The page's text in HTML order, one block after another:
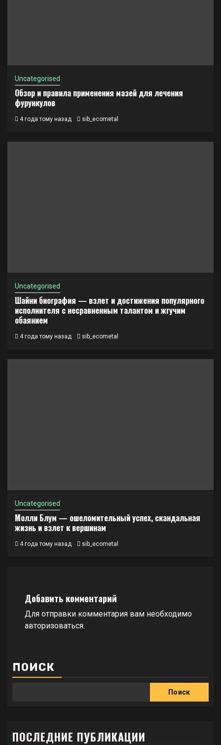
Uncategorised
Обзор и правила применения мазей для лечения
фурункулов
4 года тому назад sib_ecometal
Uncategorised
Шайни биография — взлет и достижения популярного
исполнителя с несравненным талантом и жгучим
обаянием
4 года тому назад sib_ecometal
Uncategorised
Молли Блум — ошеломительный успех, скандальная
жизнь и взлет к вершинам
4 года тому назад sib_ecometal
Добавить комментарий
Для отправки комментария вам необходимо
авторизоваться.
ПОИСК
Поиск
ПОСЛЕДНИЕ ПУБЛИКАЦИИ